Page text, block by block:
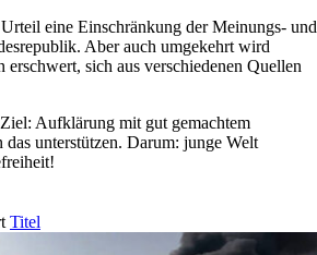
eine Einschränkung der Meinungs- und
Aber auch umgekehrt wird
sich aus verschiedenen Quellen
Aufklärung mit gut gemachtem
das unterstützen. Darum: junge Welt
Titel